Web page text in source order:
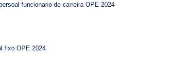
funcionario de carreira OPE 2024
fixo OPE 2024